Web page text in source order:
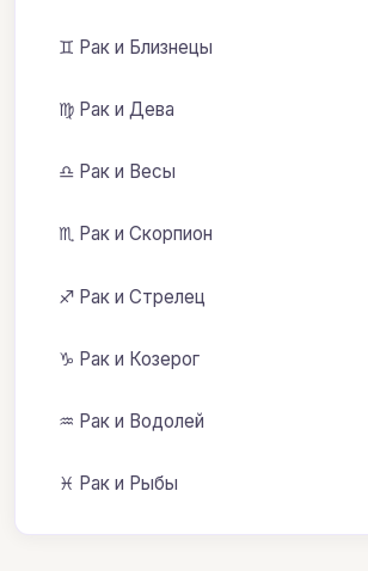
♊ Рак и Близнецы
♍ Рак и Дева
♎ Рак и Весы
♏ Рак и Скорпион
♐ Рак и Стрелец
♑ Рак и Козерог
♒ Рак и Водолей
♓ Рак и Рыбы